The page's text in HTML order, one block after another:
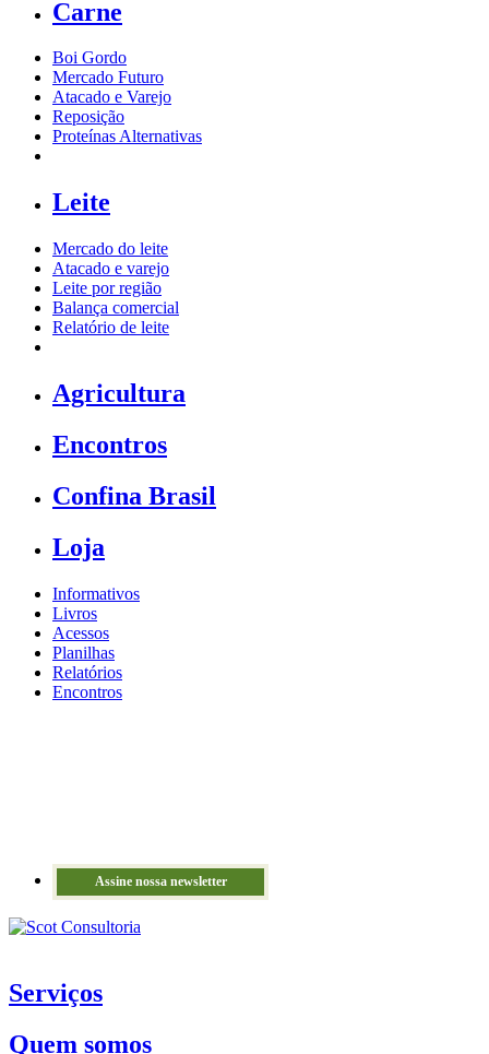
Carne
Boi Gordo
Mercado Futuro
Atacado e Varejo
Reposição
Proteínas Alternativas
Leite
Mercado do leite
Atacado e varejo
Leite por região
Balança comercial
Relatório de leite
Agricultura
Encontros
Confina Brasil
Loja
Informativos
Livros
Acessos
Planilhas
Relatórios
Encontros
Assine nossa newsletter
Serviços
Quem somos